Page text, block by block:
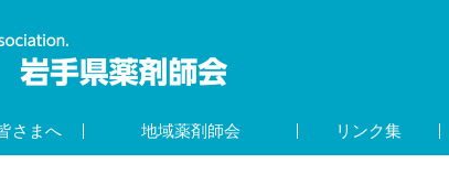
さまへ 地域薬剤師会 リンク集